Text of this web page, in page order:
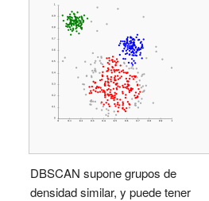
DBSCAN supone grupos de
densidad similar, y puede tener